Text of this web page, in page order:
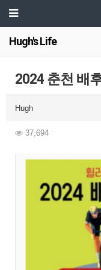
Hugh's Life
2024 춘천 배
Hugh
37,694